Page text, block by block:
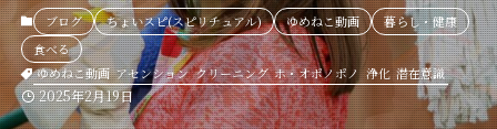
ブログ ちょいスピ(スピリチュアル) ゆめねこ動画
暮らし・健康
食べる
ゆめねこ動画 アセンション クリーニング ホ・オポノポノ 浄化 潜在意識
2025年2月19日